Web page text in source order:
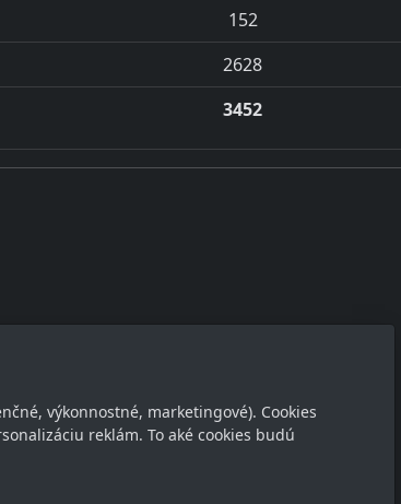
152
2628
3452
výkonnostné, marketingové). Cookies
reklám. To aké cookies budú